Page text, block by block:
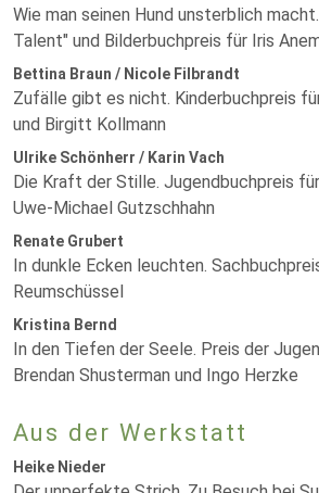
Wie man seinen Hund unsterblich
Talent" und Bilderbuchpreis für Iris
Bettina Braun / Nicole Filbrandt
Zufälle gibt es nicht. Kinderbuchpreis
und Birgitt Kollmann
Ulrike Schönherr / Karin Vach
Die Kraft der Stille. Jugendbuchpreis
Uwe-Michael Gutzschhahn
Renate Grubert
In dunkle Ecken leuchten.
Reumschüssel
Kristina Bernd
In den Tiefen der Seele. Preis der
Brendan Shusterman und Ingo Herzke
Aus der Werkstatt
Heike Nieder